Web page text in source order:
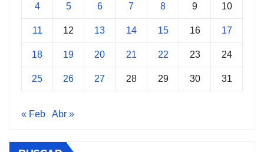
4 5 6 7 8 9 10
11 12 13 14 15 16 17
18 19 20 21 22 23 24
25 26 27 28 29 30 31
« Feb Abr »